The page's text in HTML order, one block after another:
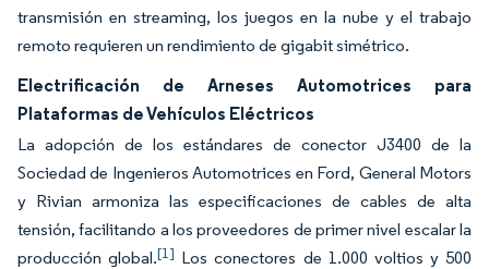
transmisión en streaming, los juegos en la nube y el trabajo
remoto requieren un rendimiento de gigabit simétrico.
Electrificación de Arneses Automotrices para
Plataformas de Vehículos Eléctricos
La adopción de los estándares de conector J3400 de la
Sociedad de Ingenieros Automotrices en Ford, General Motors
y Rivian armoniza las especificaciones de cables de alta
tensión, facilitando a los proveedores de primer nivel escalar la
producción global.[1] Los conectores de 1.000 voltios y 500